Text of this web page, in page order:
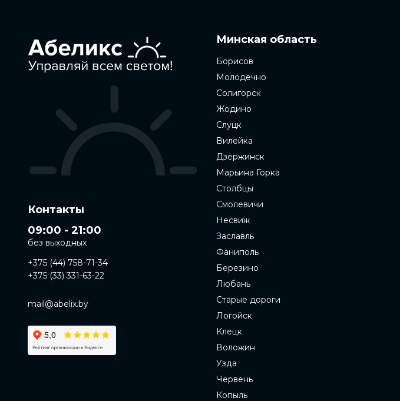
Контакты
09:00 - 21:00
без выходных
+375 (44) 758-71-34
+375 (33) 331-63-22
mail@abelix.by
Минская область
Борисов
Молодечно
Солигорск
Жодино
Слуцк
Вилейка
Дзержинск
Марьина Горка
Столбцы
Смолевичи
Несвиж
Заславль
Фаниполь
Березино
Любань
Старые дороги
Логойск
Клецк
Воложин
Узда
Червень
Копыль